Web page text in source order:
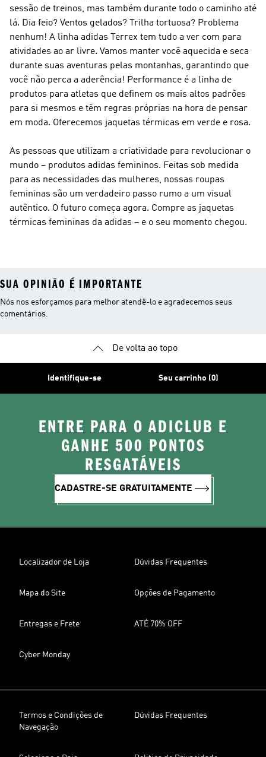
sessão de treinos, mas também durante todo o caminho até
lá. Dia feio? Ventos gelados? Trilha tortuosa? Problema
nenhum! A linha adidas Terrex tem tudo a ver com para
atividades ao ar livre. Vamos manter você aquecida e seca
durante suas aventuras pelas montanhas, garantindo que
você não perca a aderência! Performance é a linha de
produtos para atletas que definem os mais altos padrões
para si mesmos e têm regras próprias na hora de pensar
em moda. Oferecemos jaquetas térmicas em verde e rosa.
As pessoas que utilizam a criatividade para revolucionar o
mundo – produtos adidas femininos. Feitas sob medida
para as necessidades das mulheres, nossas roupas
femininas são um verdadeiro passo rumo a um visual
autêntico. O futuro começa agora. Compre as jaquetas
térmicas femininas da adidas – e o seu momento chegou.
SUA OPINIÃO É IMPORTANTE
Nós nos esforçamos para melhor atendê-lo e agradecemos seus
comentários.
De volta ao topo
Identifique-se Seu carrinho (0)
ENTRE PARA O ADICLUB E
GANHE 500 PONTOS
RESGATÁVEIS
CADASTRE-SE GRATUITAMENTE
Localizador de Loja Dúvidas Frequentes
Mapa do Site Opções de Pagamento
Entregas e Frete ATÉ 70% OFF
Cyber Monday
Termos e Condições de
Navegação
Dúvidas Frequentes